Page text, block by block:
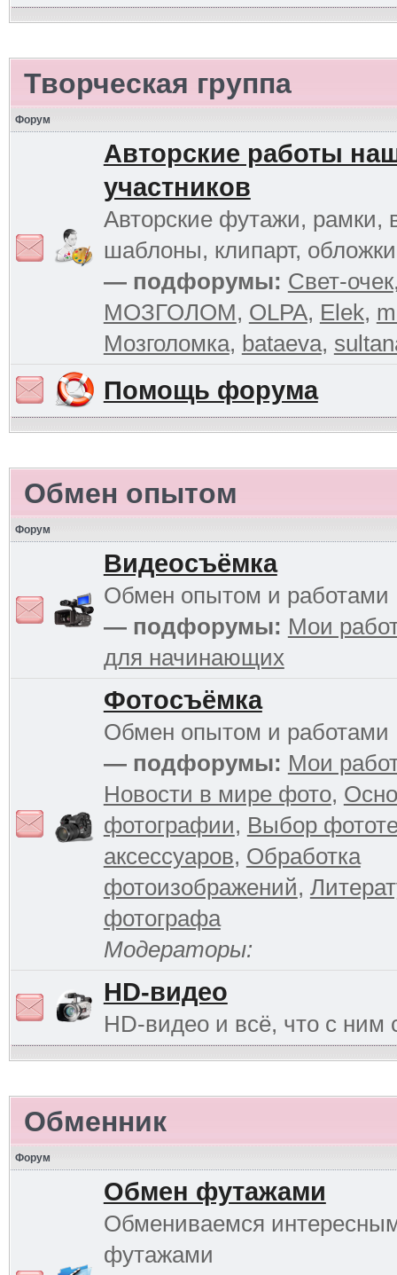
Творческая группа
Форум
Авторские работы
участников
Авторские футажи, рамки,
шаблоны, клипарт,
— подфорумы: Свет-очек
МОЗГОЛОМ, OLPA, Elek,
Мозголомка, bataeva,
Помощь форума
Обмен опытом
Форум
Видеосъёмка
Обмен опытом и работами
— подфорумы: Мои
для начинающих
Фотосъёмка
Обмен опытом и работами
— подфорумы: Мои
Новости в мире фото,
фотографии, Выбор
аксессуаров, Обработка
фотоизображений,
фотографа
Модераторы:
HD-видео
HD-видео и всё, что с ним
Обменник
Форум
Обмен футажами
Обмениваемся
футажами